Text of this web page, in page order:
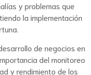
y problemas que
la implementación
de negocios en
del monitoreo
y rendimiento de los